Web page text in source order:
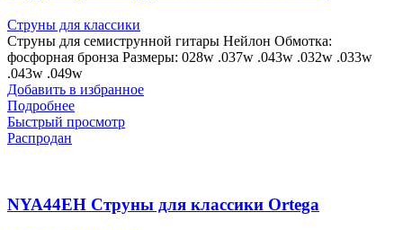
Струны для классики
Струны для семиструнной гитары Нейлон Обмотка:
фосфорная бронза Размеры: 028w .037w .043w .032w .033w
.043w .049w
Добавить в избранное
Подробнее
Быстрый просмотр
Распродан
NYA44EH Струны для классики Ortega